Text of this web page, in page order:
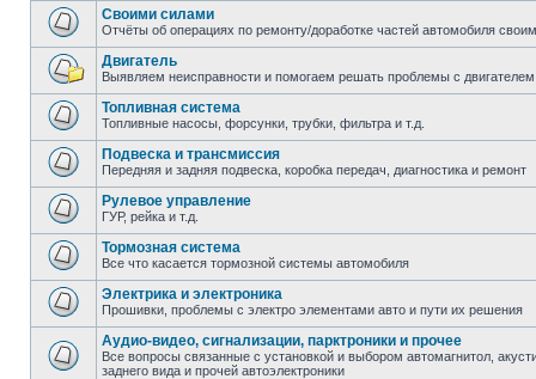
Своими силами
Отчёты об операциях по ремонту/доработке частей автомобиля
Двигатель
Выявляем неисправности и помогаем решать проблемы с двигателем
Топливная система
Топливные насосы, форсунки, трубки, фильтра и т.д.
Подвеска и трансмиссия
Передняя и задняя подвеска, коробка передач, диагностика и ремонт
Рулевое управление
ГУР, рейка и т.д.
Тормозная система
Все что касается тормозной системы автомобиля
Электрика и электроника
Прошивки, проблемы с электро элементами авто и пути их решения
Аудио-видео, сигнализации, парктроники и прочее
Все вопросы связанные с установкой и выбором автомагнитол,
заднего вида и прочей автоэлектроники